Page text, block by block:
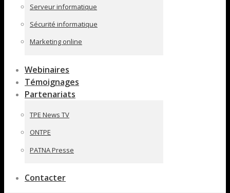
Serveur informatique
Sécurité informatique
Marketing online
Webinaires
Témoignages
Partenariats
TPE News TV
ONTPE
PATNA Presse
Contacter